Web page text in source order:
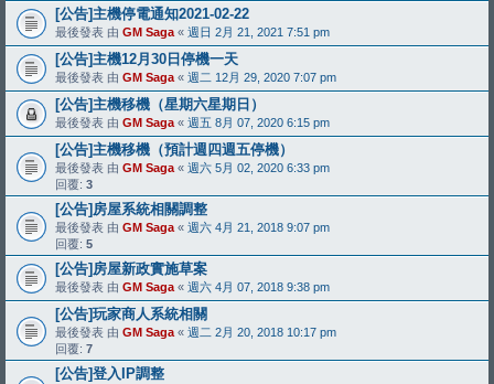
[公告]主機停電通知2021-02-22
最後發表 由 GM Saga « 週日 2月 21, 2021 7:51 pm
[公告]主機12月30日停機一天
最後發表 由 GM Saga « 週二 12月 29, 2020 7:07 pm
[公告]主機移機（星期六星期日）
最後發表 由 GM Saga « 週五 8月 07, 2020 6:15 pm
[公告]主機移機（預計週四週五停機）
最後發表 由 GM Saga « 週六 5月 02, 2020 6:33 pm
回覆: 3
[公告]房屋系統相關調整
最後發表 由 GM Saga « 週六 4月 21, 2018 9:07 pm
回覆: 5
[公告]房屋新政實施草案
最後發表 由 GM Saga « 週六 4月 07, 2018 9:38 pm
[公告]玩家商人系統相關
最後發表 由 GM Saga « 週二 2月 20, 2018 10:17 pm
回覆: 7
[公告]登入IP調整